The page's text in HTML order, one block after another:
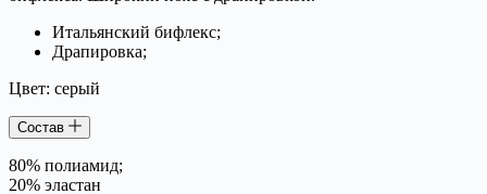
Итальянский бифлекс;
Драпировка;
Цвет: серый
Состав
80% полиамид;
20% эластан